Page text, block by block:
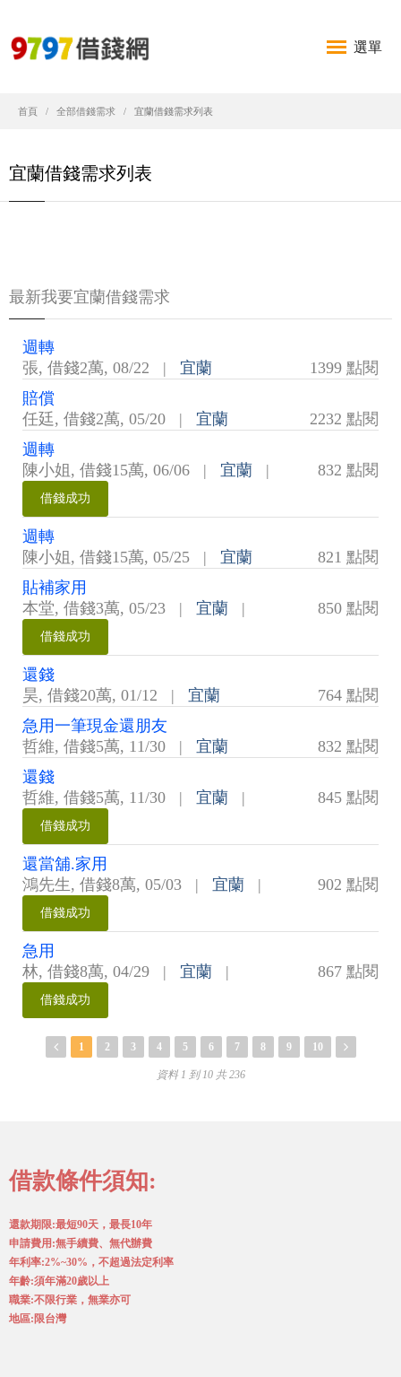
選單
首頁 全部借錢需求 宜蘭借錢需求列表
宜蘭借錢需求列表
最新我要宜蘭借錢需求
週轉
張, 借錢2萬, 08/22 | 宜蘭
1399 點閱
賠償
任廷, 借錢2萬, 05/20 | 宜蘭
2232 點閱
週轉
陳小姐 , 借錢15萬, 06/06 | 宜蘭 832 點閱
|
借錢成功
週轉
陳小姐 , 借錢15萬, 05/25 | 宜蘭
821 點閱
貼補家用
本堂, 借錢3萬, 05/23 | 宜蘭 850 點閱
|
借錢成功
還錢
昊, 借錢20萬, 01/12 | 宜蘭
764 點閱
急用一筆現金還朋友
哲維, 借錢5萬, 11/30 | 宜蘭
832 點閱
還錢
哲維, 借錢5萬, 11/30 | 宜蘭 845 點閱
|
借錢成功
還當舖.家用
鴻先生, 借錢8萬, 05/03 | 宜蘭 902 點閱
|
借錢成功
急用
林, 借錢8萬, 04/29 | 宜蘭 867 點閱
|
借錢成功
1 2 3 4 5 6 7 8 9 10
資料 1 到 10 共 236
借款條件須知:
還款期限:最短90天，最長10年
申請費用:無手續費、無代辦費
年利率:2%~30%，不超過法定利率
年齡:須年滿20歲以上
職業:不限行業，無業亦可
地區:限台灣